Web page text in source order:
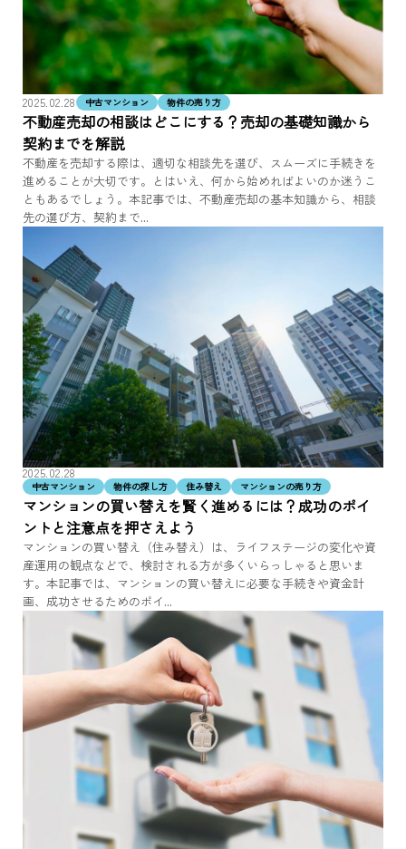
2025.02.28 中古マンション 物件の売り方
不動産売却の相談はどこにする？売却の基礎知識から
契約までを解説
不動産を売却する際は、適切な相談先を選び、スムーズに手続きを
進めることが大切です。とはいえ、何から始めればよいのか迷うこ
ともあるでしょう。本記事では、不動産売却の基本知識から、相談
先の選び方、契約まで...
2025.02.28
中古マンション 物件の探し方 住み替え マンションの売り方
マンションの買い替えを賢く進めるには？成功のポイ
ントと注意点を押さえよう
マンションの買い替え（住み替え）は、ライフステージの変化や資
産運用の観点などで、検討される方が多くいらっしゃると思いま
す。本記事では、マンションの買い替えに必要な手続きや資金計
画、成功させるためのポイ...